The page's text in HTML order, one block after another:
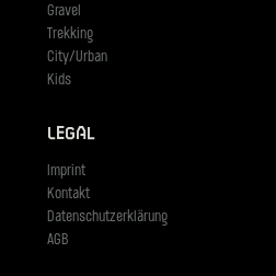
Gravel
Trekking
City/Urban
Kids
Legal
Imprint
Kontakt
Datenschutzerklärung
AGB